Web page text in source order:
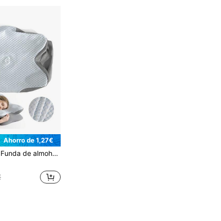
Ahorro de 1,27€
ergonómico de almohada para el cuello, tela refrescante lavable a máquina, adecuada para todas las estaciones (no incluye relleno de almohada)